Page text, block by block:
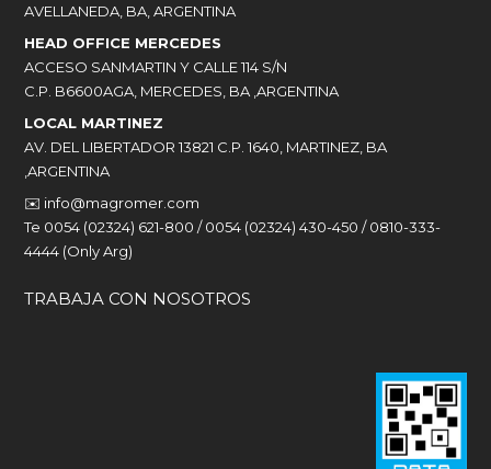
AVELLANEDA, BA, ARGENTINA
HEAD OFFICE MERCEDES
ACCESO SANMARTIN Y CALLE 114 S/N
C.P. B6600AGA, MERCEDES, BA ,ARGENTINA
LOCAL MARTINEZ
AV. DEL LIBERTADOR 13821 C.P. 1640, MARTINEZ, BA
,ARGENTINA
✉️ info@magromer.com
Te 0054 (02324) 621-800 / 0054 (02324) 430-450 / 0810-333-
4444 (Only Arg)
TRABAJA CON NOSOTROS